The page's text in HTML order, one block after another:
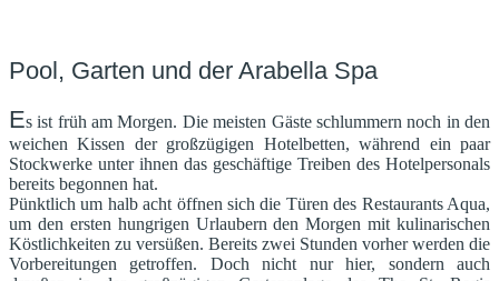
Pool, Garten und der Arabella Spa
Es ist früh am Morgen. Die meisten Gäste schlummern noch in den
weichen Kissen der großzügigen Hotelbetten, während ein paar
Stockwerke unter ihnen das geschäftige Treiben des Hotelpersonals
bereits begonnen hat.
Pünktlich um halb acht öffnen sich die Türen des Restaurants Aqua,
um den ersten hungrigen Urlaubern den Morgen mit kulinarischen
Köstlichkeiten zu versüßen. Bereits zwei Stunden vorher werden die
Vorbereitungen getroffen. Doch nicht nur hier, sondern auch